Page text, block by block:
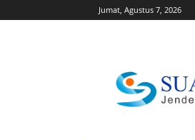
Jumat, Agustus 7, 2026